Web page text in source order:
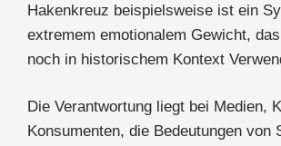
Hakenkreuz beispielsweise ist ein
extremem emotionalem Gewicht,
noch in historischem Kontext
Die Verantwortung liegt bei Medien,
Konsumenten, die Bedeutungen von